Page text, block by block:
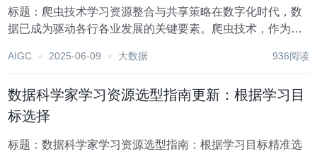
标题：爬虫技术学习资源整合与共享策略在数字化时代，数
据已成为驱动各行各业发展的关键要素。爬虫技术，作为数
是市场分析、学术研究还是个人兴趣探索，爬虫技术都扮演
AIGC 2025-06-09 大数据 936阅读
数据科学家学习资源选型指南更新：根据学习目
标选择
标题：数据科学家学习资源选型指南：根据学习目标精准选